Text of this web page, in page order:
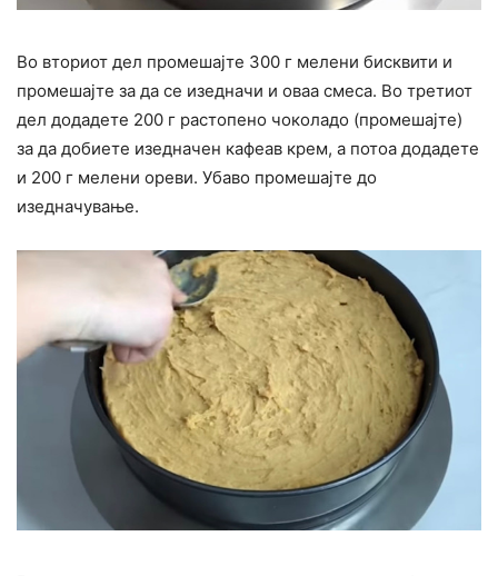
Во вториот дел промешајте 300 г мелени бисквити и
промешајте за да се изедначи и оваа смеса. Во третиот
дел додадете 200 г растопено чоколадо (промешајте)
за да добиете изедначен кафеав крем, а потоа додадете
и 200 г мелени ореви. Убаво промешајте до
изедначување.